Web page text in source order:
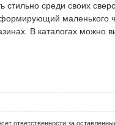
среди своих
маленького
В каталогах можно
ответственности за